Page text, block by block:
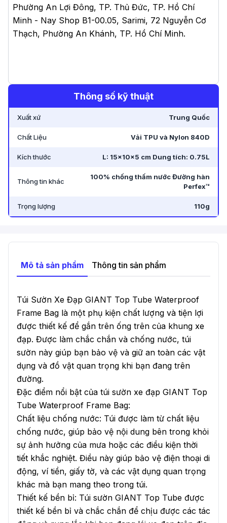
Phường An Lợi Đông, TP. Thủ Đức, TP. Hồ Chí
Minh - Nay Shop B1-00.05, Sarimi, 72 Nguyễn Cơ
Thạch, Phường An Khánh, TP. Hồ Chí Minh.
Thông số kỹ thuật
Xuất xứ Trung Quốc
Chất Liệu Vải TPU và Nylon 840D
Kích thước L: 15x10x5 cm Dung tích: 0.75L
Thông tin khác
100% chống thấm nước Đường hàn
Perfex™
Trọng lượng 110g
Mô tả sản phẩm Thông tin sản phẩm
Túi Sườn Xe Đạp GIANT Top Tube Waterproof
Frame Bag là một phụ kiện chất lượng và tiện lợi
được thiết kế để gắn trên ống trên của khung xe
đạp. Được làm chắc chắn và chống nước, túi
sườn này giúp bạn bảo vệ và giữ an toàn các vật
dụng và đồ vật quan trọng khi bạn đang trên
đường.
Đặc điểm nổi bật của túi sườn xe đạp GIANT Top
Tube Waterproof Frame Bag:
Chất liệu chống nước: Túi được làm từ chất liệu
chống nước, giúp bảo vệ nội dung bên trong khỏi
sự ảnh hưởng của mưa hoặc các điều kiện thời
tiết khắc nghiệt. Điều này giúp bảo vệ điện thoại di
động, ví tiền, giấy tờ, và các vật dụng quan trọng
khác mà bạn mang theo trong túi.
Thiết kế bền bỉ: Túi sườn GIANT Top Tube được
thiết kế bền bỉ và chắc chắn để chịu được các tác